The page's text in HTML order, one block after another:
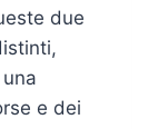
due
e dei